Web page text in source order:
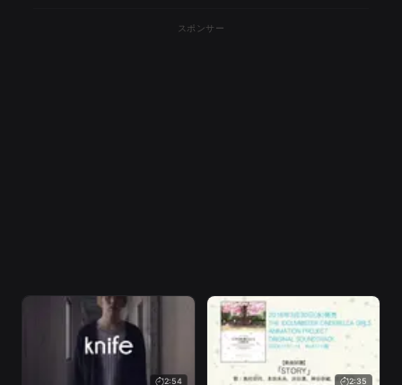
スポンサー
2:54 2:35